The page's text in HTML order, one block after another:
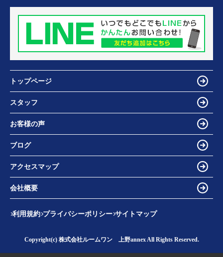
トップページ
スタッフ
お客様の声
ブログ
アクセスマップ
会社概要
利用規約 プライバシーポリシー サイトマップ
Copyright(c) 株式会社ルームワン 上野annex All Rights Reserved.